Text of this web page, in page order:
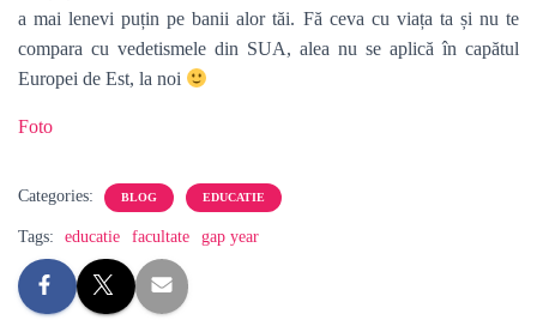
a mai lenevi puțin pe banii alor tăi. Fă ceva cu viața ta și nu te
compara cu vedetismele din SUA, alea nu se aplică în capătul
Europei de Est, la noi
Foto
Categories: BLOG EDUCATIE
Tags: educatie facultate gap year